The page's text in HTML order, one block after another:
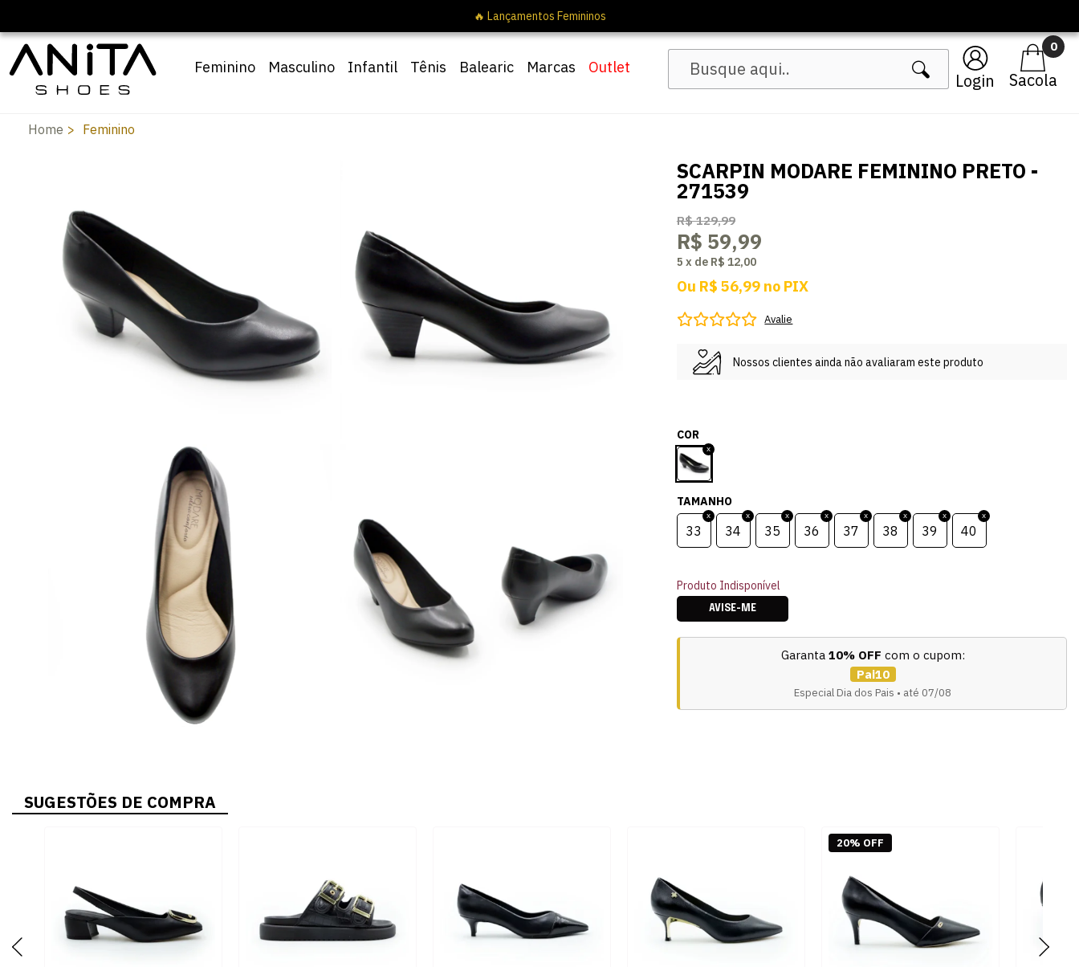
Login
0
Feminino Masculino Infantil Tênis Balearic Marcas Outlet
Home Feminino
SCARPIN MODARE FEMININO PRETO -
271539
R$ 129,99
R$ 59,99
5 x de R$ 12,00
Ou R$ 56,99 no PIX
Avalie
Nossos clientes ainda não avaliaram este produto
COR
TAMANHO
33 34 35 36 37 38 39 40
Produto Indisponível
AVISE-ME
Garanta 10% OFF com o cupom:
Pai10
Especial Dia dos Pais • até 07/08
SUGESTÕES DE COMPRA
20% OFF